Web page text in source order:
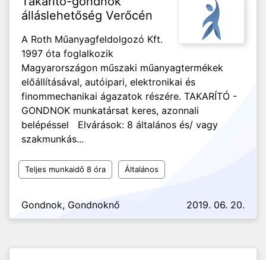
álláslehetőség Verőcén
A Roth Műanyagfeldolgozó Kft.
1997 óta foglalkozik
Magyarországon műszaki műanyagtermékek
előállításával, autóipari, elektronikai és
finommechanikai ágazatok részére. TAKARÍTÓ -
GONDNOK munkatársat keres, azonnali
belépéssel Elvárások: 8 általános és/ vagy
szakmunkás...
Teljes munkaidő 8 óra Általános
Gondnok, Gondnoknő 2019. 06. 20.